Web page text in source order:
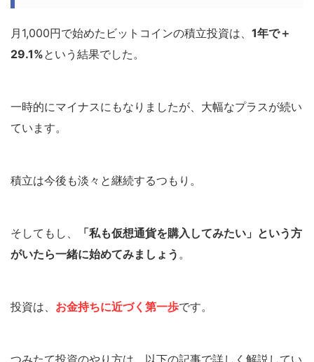
月1,000円で始めたビットコインの積立投資は、 1年で＋
29.1%という結果でした。
一時的にマイナスにもなりましたが、大幅なプラスが続い
ています。
積立は今後も淡々と継続するつもり。
そしてもし、
「私も仮想通貨を購入してみたい」という方
がいたら一緒に始めてみましょう 。
投資は、 お金持ちに近づく第一歩です。